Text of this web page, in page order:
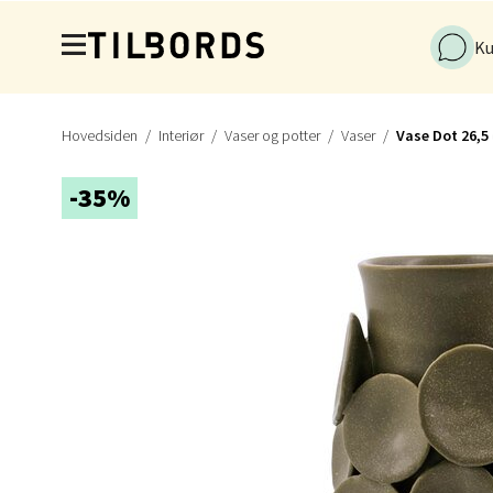
Hovedsiden Interiør Vaser og potter Vaser Vase Dot
-35%
0 i
Åpent
0 i